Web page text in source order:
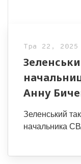
Тра 22, 2025
Анну
Зеленський
начальника